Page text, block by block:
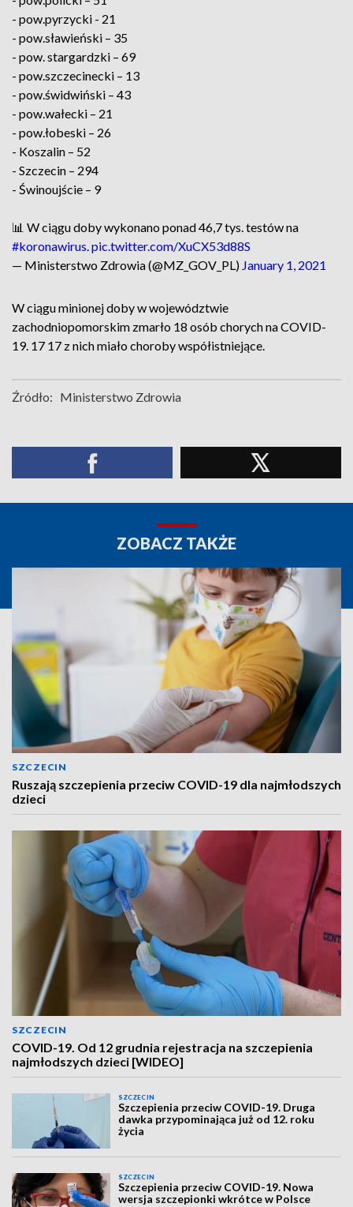
- pow.pyrzycki - 21
- pow.sławieński – 35
- pow. stargardzki – 69
- pow.szczecinecki – 13
- pow.świdwiński – 43
- pow.wałecki – 21
- pow.łobeski – 26
- Koszalin – 52
- Szczecin – 294
- Świnoujście – 9
📊 W ciągu doby wykonano ponad 46,7 tys. testów na
#koronawirus.pic.twitter.com/XuCX53d88S
— Ministerstwo Zdrowia (@MZ_GOV_PL) January 1, 2021
W ciągu minionej doby w województwie
zachodniopomorskim zmarło 18 osób chorych na COVID-
19. 17 17 z nich miało choroby współistniejące.
Źródło: Ministerstwo Zdrowia
ZOBACZ TAKŻE
SZCZECIN
Ruszają szczepienia przeciw COVID-19 dla najmłodszych
dzieci
SZCZECIN
COVID-19. Od 12 grudnia rejestracja na szczepienia
najmłodszych dzieci [WIDEO]
SZCZECIN
Szczepienia przeciw COVID-19. Druga
dawka przypominająca już od 12. roku
życia
SZCZECIN
Szczepienia przeciw COVID-19. Nowa
wersja szczepionki wkrótce w Polsce